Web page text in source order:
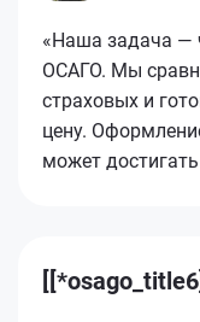
«Наша задача —
ОСАГО. Мы
страховых и
цену.
может